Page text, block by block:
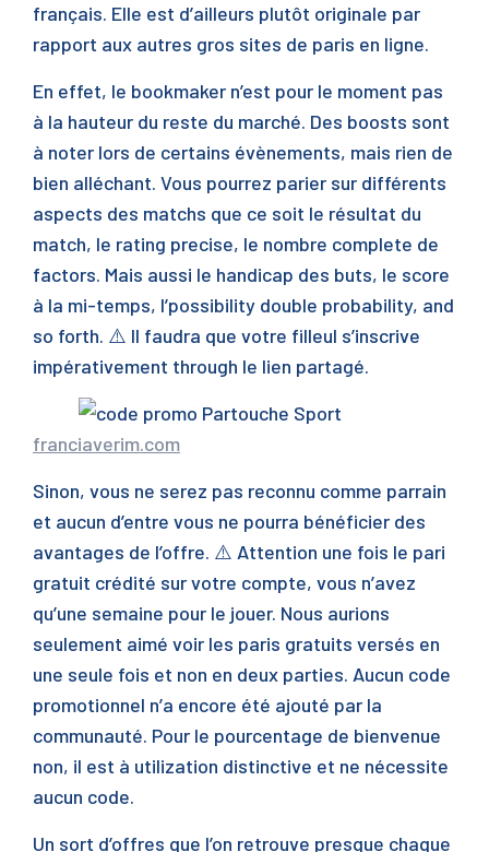
français. Elle est d’ailleurs plutôt originale par
rapport aux autres gros sites de paris en ligne.
En effet, le bookmaker n’est pour le moment pas
à la hauteur du reste du marché. Des boosts sont
à noter lors de certains évènements, mais rien de
bien alléchant. Vous pourrez parier sur différents
aspects des matchs que ce soit le résultat du
match, le rating precise, le nombre complete de
factors. Mais aussi le handicap des buts, le score
à la mi-temps, l’possibility double probability, and
so forth. ⚠️ Il faudra que votre filleul s’inscrive
impérativement through le lien partagé.
franciaverim.com
Sinon, vous ne serez pas reconnu comme parrain
et aucun d’entre vous ne pourra bénéficier des
avantages de l’offre. ⚠️ Attention une fois le pari
gratuit crédité sur votre compte, vous n’avez
qu’une semaine pour le jouer. Nous aurions
seulement aimé voir les paris gratuits versés en
une seule fois et non en deux parties. Aucun code
promotionnel n’a encore été ajouté par la
communauté. Pour le pourcentage de bienvenue
non, il est à utilization distinctive et ne nécessite
aucun code.
Un sort d’offres que l’on retrouve presque chaque